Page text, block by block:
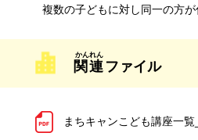
複数の子どもに対し同一の方が
関連 ファイル
まちキャンこども講座一